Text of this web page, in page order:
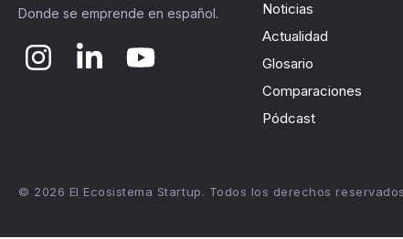
Donde se emprende en español.
Noticias
Actualidad
Glosario
Comparaciones
Pódcast
© 2026 El Ecosistema Startup. Todos los derechos